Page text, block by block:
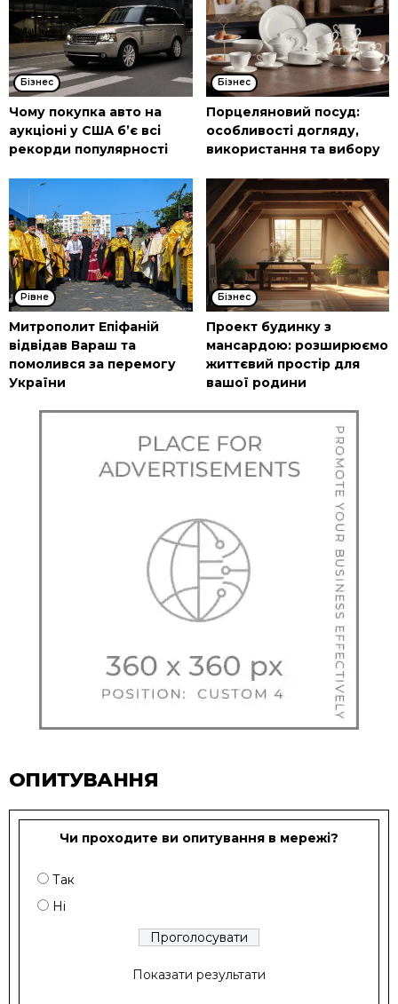
Бізнес
Чому покупка авто на
аукціоні у США б’є всі
рекорди популярності
Бізнес
Порцеляновий посуд:
особливості догляду,
використання та вибору
Рівне
Митрополит Епіфаній
відвідав Вараш та
помолився за перемогу
України
Бізнес
Проект будинку з
мансардою: розширюємо
життєвий простір для
вашої родини
ОПИТУВАННЯ
Чи проходите ви опитування в мережі?
Так
Ні
Показати результати